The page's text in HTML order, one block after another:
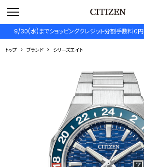
9/30(水)までショッピングクレジット分割手数料０円
トップ ブランド シリーズエイト